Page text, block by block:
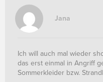
Jana
Ich will auch mal wieder
das erst einmal in Angriff
Sommerkleider bzw.